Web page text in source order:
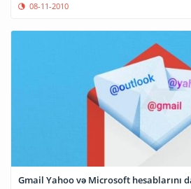
08-11-2010
Gmail Yahoo və Microsoft hesablarını